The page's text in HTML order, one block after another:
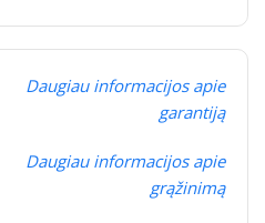
Daugiau informacijos apie
garantiją
Daugiau informacijos apie
grąžinimą